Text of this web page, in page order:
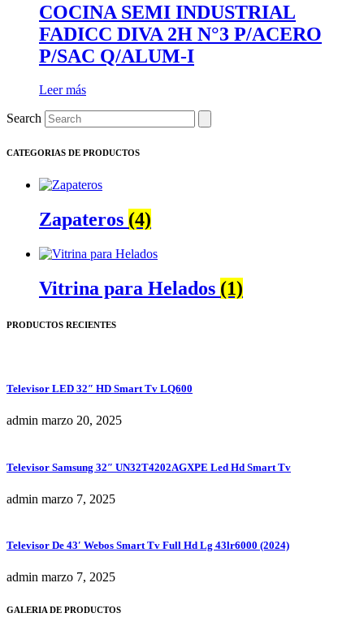
COCINA SEMI INDUSTRIAL
FADICC DIVA 2H N°3 P/ACERO
P/SAC Q/ALUM-I
Leer más
Search
CATEGORIAS DE PRODUCTOS
Zapateros (4)
Vitrina para Helados (1)
PRODUCTOS RECIENTES
Televisor LED 32″ HD Smart Tv LQ600
admin marzo 20, 2025
Televisor Samsung 32″ UN32T4202AGXPE Led Hd Smart Tv
admin marzo 7, 2025
Televisor De 43′ Webos Smart Tv Full Hd Lg 43lr6000 (2024)
admin marzo 7, 2025
GALERIA DE PRODUCTOS